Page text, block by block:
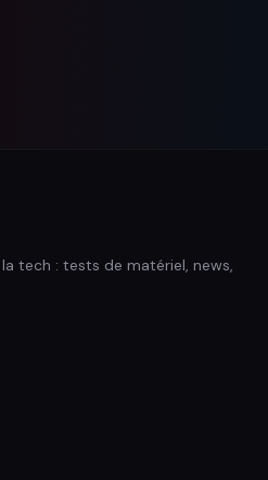
tech : tests de matériel, news,